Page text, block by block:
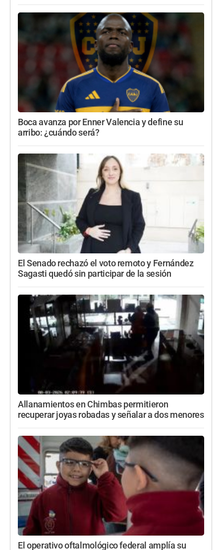
Boca avanza por Enner Valencia y define su
arribo: ¿cuándo será?
El Senado rechazó el voto remoto y Fernández
Sagasti quedó sin participar de la sesión
Allanamientos en Chimbas permitieron
recuperar joyas robadas y señalar a dos menores
El operativo oftalmológico federal amplía su